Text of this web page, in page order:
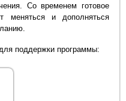
Со временем готовое
меняться и дополняться
поддержки программы: